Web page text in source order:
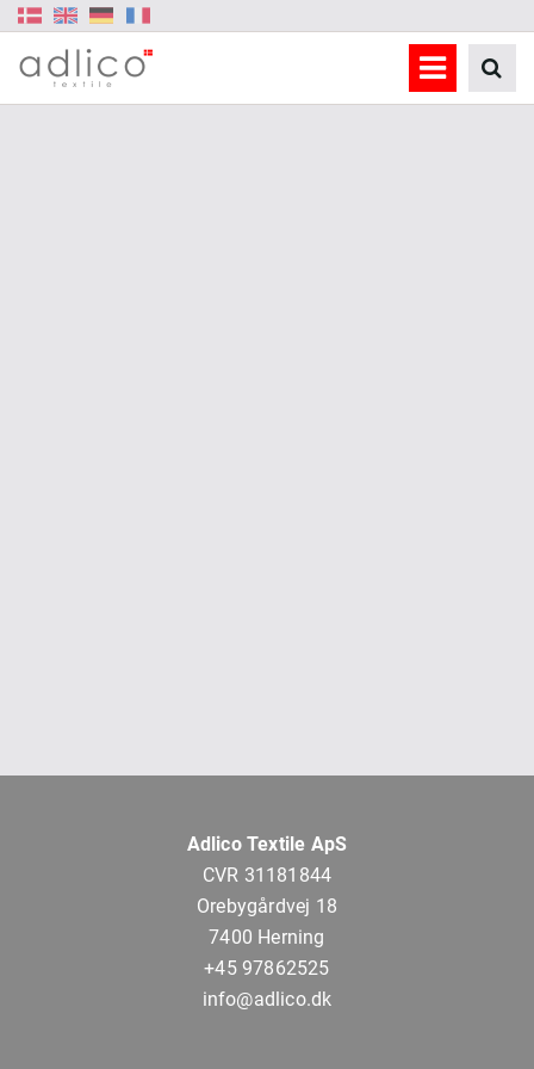
Adlico Textile ApS
CVR 31181844
Orebygårdvej 18
7400 Herning
+45 97862525
info@adlico.dk